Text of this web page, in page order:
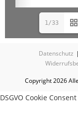
1/33
Datenschutz
Copyright 2026
DSGVO Cookie